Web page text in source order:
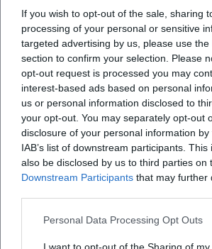
If you wish to opt-out of the sale, sharing
processing of your personal or sensitive
targeted advertising by us, please use
section to confirm your selection. Please
opt-out request is processed you may
interest-based ads based on personal
us or personal information disclosed to
your opt-out. You may separately opt-out
disclosure of your personal information
IAB’s list of downstream participants.
also be disclosed by us to third parties on
Downstream Participants that may further
Personal Data Processing Opt Outs
I want to opt-out of the Sharing of my
Dynamikbögen aufbaut, die an Refrain/
erinnern. ([thomas-nicolai.de](https://
nicolai.de/kamisi?utm_source=openai))
Diskographie, Tonträger und
Nicolais Tonträgerliste reicht von
Studioveröffentlichungen wie „Auf
„Große Stimmen“ (1996), „Der blonde
(1998) über „Patrick Schleifer: Pullover“
„Best of Der Blonde Emil“ (2008) bis
(2012) und „URST“ (2015). Daneben
Hörspiele und Lesungen vor, von „Käpt’n
Pummeleinhorn“ und „Der
Rezeption seine Vielseitigkeit